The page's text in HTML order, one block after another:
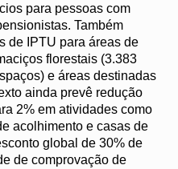
para pessoas com
Também
de IPTU para áreas de
florestais (3.383
e áreas destinadas
ainda prevê redução
2% em atividades como
acolhimento e casas de
global de 30% de
de comprovação de